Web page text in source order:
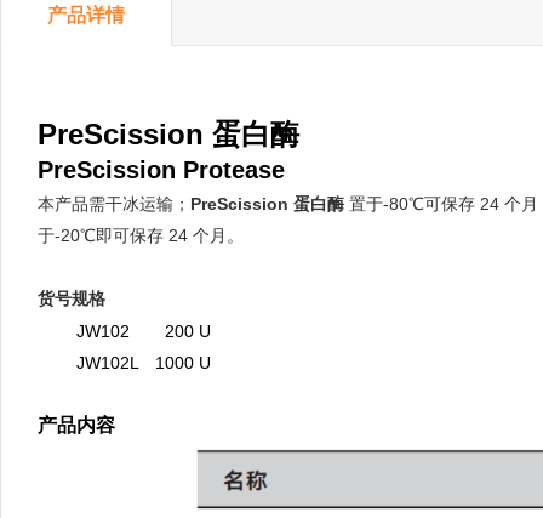
产品详情
PreScission 蛋白酶
PreScission Protease
本产品需干冰运输； PreScission 蛋白酶 置于-80℃可保存 24 个
于-20℃即可保存 24 个月。
货号规格
JW102
200 U
JW102L 1000 U
产品内容